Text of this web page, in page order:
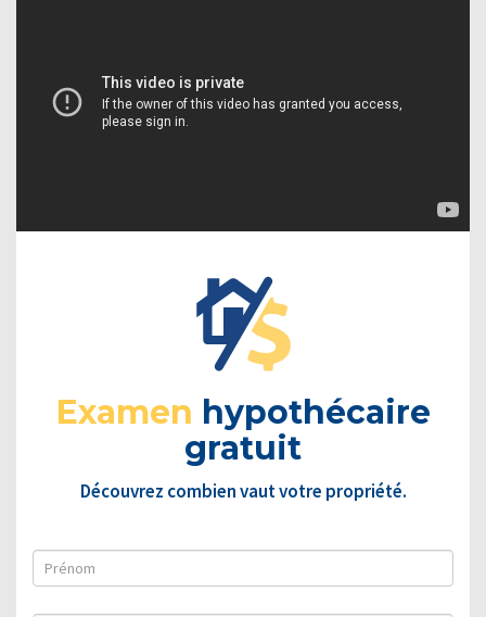
Examen hypothécaire
gratuit
Découvrez combien vaut votre propriété.